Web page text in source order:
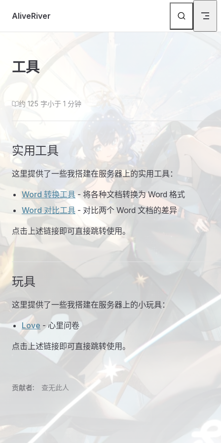
Skip to content
AliveRiver
工具
约 125 字小于 1 分钟
实用工具
这里提供了一些我搭建在服务器上的实用工具：
Word 转换工具 （在新窗口打开）
- 将各种文档转换为 Word 格式
Word 对比工具 （在新窗口打开）
- 对比两个 Word 文档的差异
点击上述链接即可直接跳转使用。
玩具
这里提供了一些我搭建在服务器上的小玩具：
Love （在新窗口打开）
- 心里问卷
点击上述链接即可直接跳转使用。
贡献者: 查无此人